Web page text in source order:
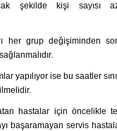
şekilde kişi sayısı
her grup değişiminden
yapılıyor ise bu saatler
hastalar için öncelikle
başaramayan servis